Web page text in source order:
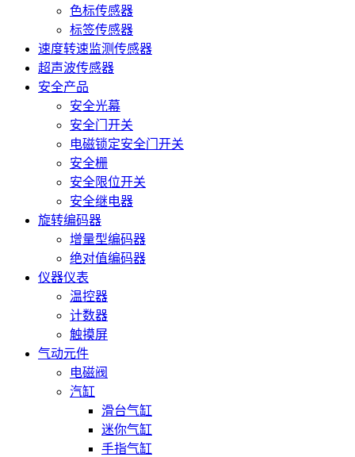
色标传感器
标签传感器
速度转速监测传感器
超声波传感器
安全产品
安全光幕
安全门开关
电磁锁定安全门开关
安全栅
安全限位开关
安全继电器
旋转编码器
增量型编码器
绝对值编码器
仪器仪表
温控器
计数器
触摸屏
气动元件
电磁阀
汽缸
滑台气缸
迷你气缸
手指气缸